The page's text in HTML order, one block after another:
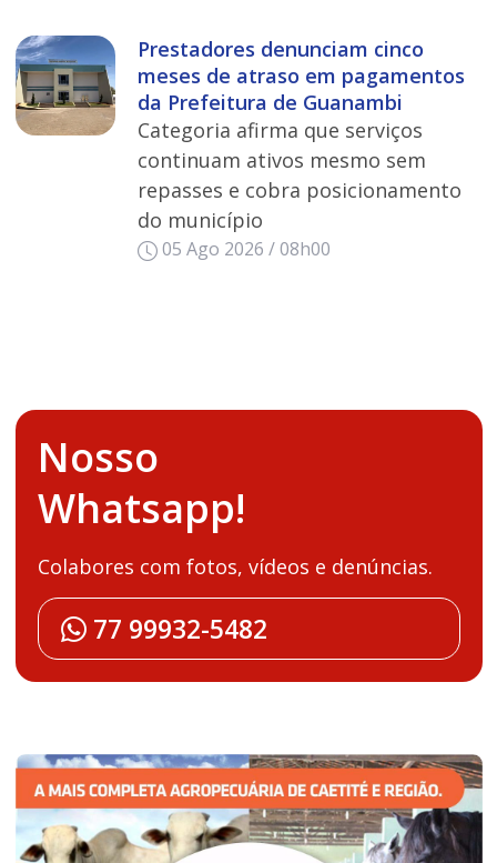
Prestadores denunciam cinco
meses de atraso em pagamentos
da Prefeitura de Guanambi
Categoria afirma que serviços
continuam ativos mesmo sem
repasses e cobra posicionamento
do município
05 Ago 2026 / 08h00
Nosso
Whatsapp!
Colabores com fotos, vídeos e denúncias.
77 99932-5482